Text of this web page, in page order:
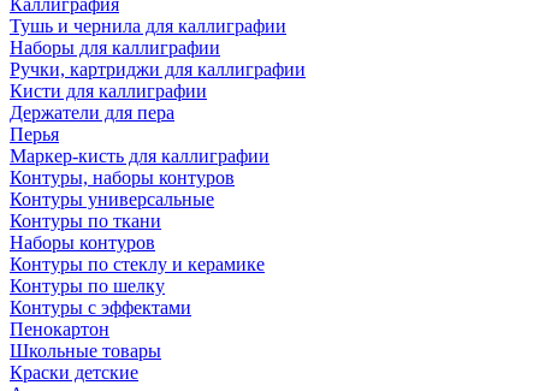
Каллиграфия
Тушь и чернила для каллиграфии
Наборы для каллиграфии
Ручки, картриджи для каллиграфии
Кисти для каллиграфии
Держатели для пера
Перья
Маркер-кисть для каллиграфии
Контуры, наборы контуров
Контуры универсальные
Контуры по ткани
Наборы контуров
Контуры по стеклу и керамике
Контуры по шелку
Контуры с эффектами
Пенокартон
Школьные товары
Краски детские